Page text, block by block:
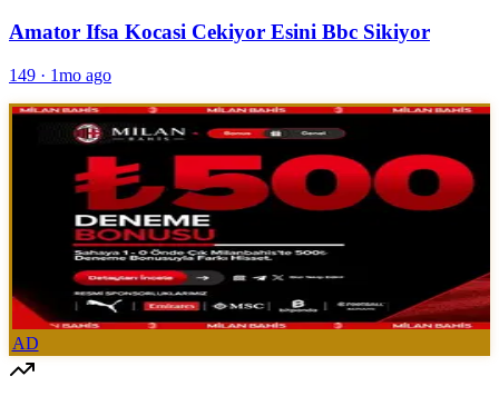
Amator Ifsa Kocasi Cekiyor Esini Bbc Sikiyor
149 · 1mo ago
AD